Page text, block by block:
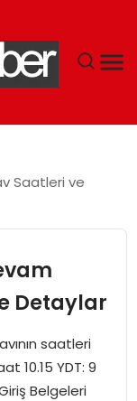
Saatleri ve
Detaylar
saatleri
10.15 YDT: 9
Belgeleri